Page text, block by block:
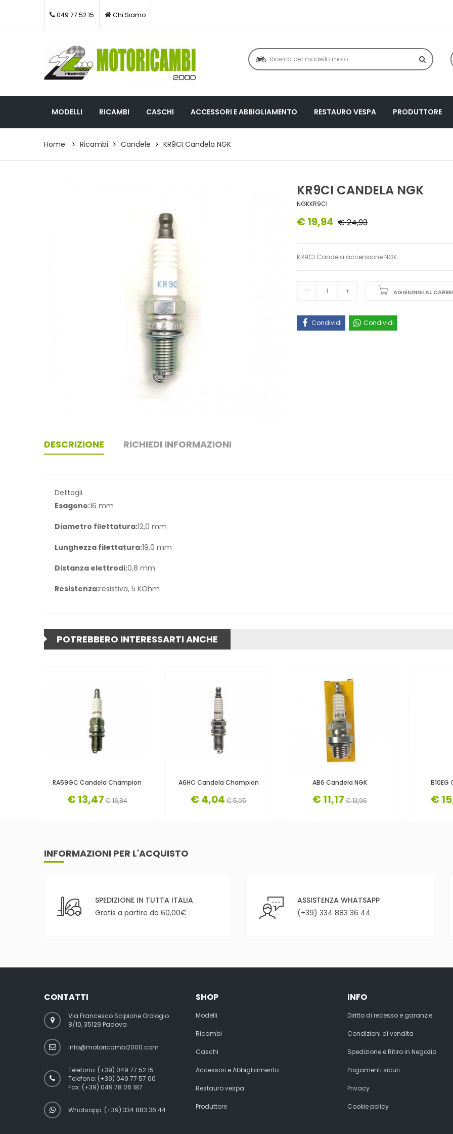
049 77 52 15 Chi Siamo
MODELLI RICAMBI CASCHI ACCESSORI E ABBIGLIAMENTO RESTAURO VESPA PRODUTTORE
Home Ricambi Candele KR9CI Candela NGK
KR9CI CANDELA NGK
NGKKR9CI
€ 19,94 € 24,93
KR9CI Candela accensione NGK
AGGIUNGI AL
Condividi Condividi
DESCRIZIONE RICHIEDI INFORMAZIONI
Dettagli
Esagono:16 mm
Diametro filettatura:12,0 mm
Lunghezza filettatura:19,0 mm
Distanza elettrodi:0,8 mm
Resistenza:resistiva, 5 KOhm
POTREBBERO INTERESSARTI ANCHE
RA59GC Candela Champion
€ 13,47 € 16,84
A6HC Candela Champion
€ 4,04 € 5,05
AB6 Candela NGK
€ 11,17 € 13,96
B10EG
€
INFORMAZIONI PER L'ACQUISTO
SPEDIZIONE IN TUTTA ITALIA
Gratis a partire da 60,00€
ASSISTENZA WHATSAPP
(+39) 334 883 36 44
CONTATTI
Via Francesco Scipione Orologio
8/10, 35129 Padova
info@motoricambi2000.com
Telefono: (+39) 049 77 52 15
Telefono: (+39) 049 77 57 00
Fax: (+39) 049 78 06 187
Whatsapp: (+39) 334 883 36 44
SHOP
Modelli
Ricambi
Caschi
Accessori e Abbigliamento
Restauro vespa
Produttore
INFO
Diritto di recesso e garanzie
Condizioni di vendita
Spedizione e Ritiro in Negozio
Pagamenti sicuri
Privacy
Cookie policy